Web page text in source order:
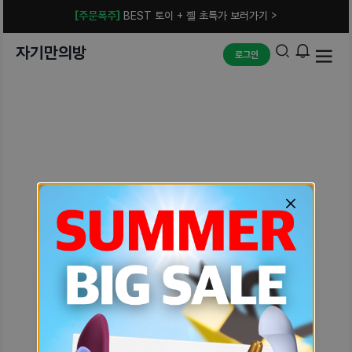
[주문폭주] BEST 토이 + 젤 초특가 보러가기 >
자기만의방 로그인
예상치 못한 에러입니다.